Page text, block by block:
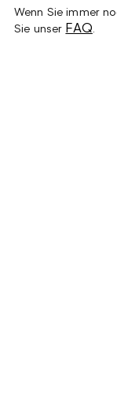
Wenn Sie immer
Sie unser FAQ